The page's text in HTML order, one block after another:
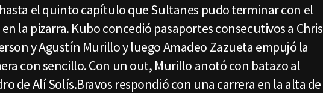
el quinto capítulo que Sultanes pudo terminar con el
la pizarra. Kubo concedió pasaportes consecutivos a Chris
y Agustín Murillo y luego Amadeo Zazueta empujó la
con sencillo. Con un out, Murillo anotó con batazo al
de Alí Solís.Bravos respondió con una carrera en la alta de